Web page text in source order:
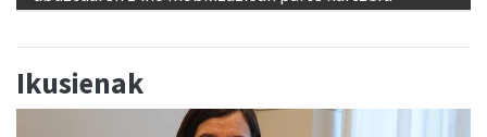
Ikusienak